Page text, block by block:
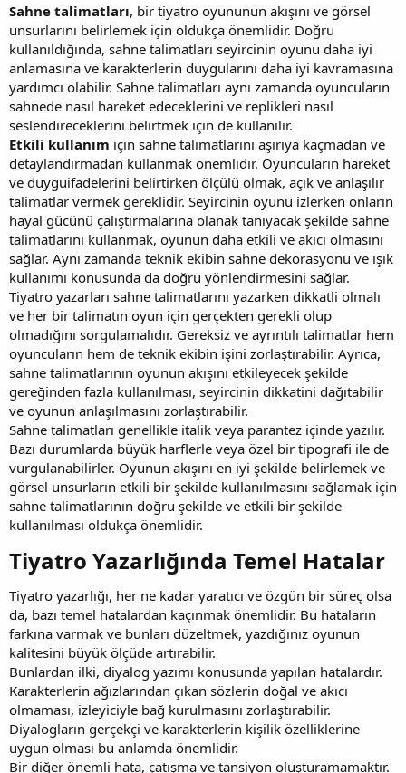
Sahne talimatları, bir tiyatro oyununun akışını ve görsel
unsurlarını belirlemek için oldukça önemlidir. Doğru
kullanıldığında, sahne talimatları seyircinin oyunu daha iyi
anlamasına ve karakterlerin duygularını daha iyi kavramasına
yardımcı olabilir. Sahne talimatları aynı zamanda oyuncuların
sahnede nasıl hareket edeceklerini ve replikleri nasıl
seslendireceklerini belirtmek için de kullanılır.
Etkili kullanım için sahne talimatlarını aşırıya kaçmadan ve
detaylandırmadan kullanmak önemlidir. Oyuncuların hareket
ve duyguifadelerini belirtirken ölçülü olmak, açık ve anlaşılır
talimatlar vermek gereklidir. Seyircinin oyunu izlerken onların
hayal gücünü çalıştırmalarına olanak tanıyacak şekilde sahne
talimatlarını kullanmak, oyunun daha etkili ve akıcı olmasını
sağlar. Aynı zamanda teknik ekibin sahne dekorasyonu ve ışık
kullanımı konusunda da doğru yönlendirmesini sağlar.
Tiyatro yazarları sahne talimatlarını yazarken dikkatli olmalı
ve her bir talimatın oyun için gerçekten gerekli olup
olmadığını sorgulamalıdır. Gereksiz ve ayrıntılı talimatlar hem
oyuncuların hem de teknik ekibin işini zorlaştırabilir. Ayrıca,
sahne talimatlarının oyunun akışını etkileyecek şekilde
gereğinden fazla kullanılması, seyircinin dikkatini dağıtabilir
ve oyunun anlaşılmasını zorlaştırabilir.
Sahne talimatları genellikle italik veya parantez içinde yazılır.
Bazı durumlarda büyük harflerle veya özel bir tipografi ile de
vurgulanabilirler. Oyunun akışını en iyi şekilde belirlemek ve
görsel unsurların etkili bir şekilde kullanılmasını sağlamak için
sahne talimatlarının doğru şekilde ve etkili bir şekilde
kullanılması oldukça önemlidir.
Tiyatro Yazarlığında Temel Hatalar​
Tiyatro yazarlığı, her ne kadar yaratıcı ve özgün bir süreç olsa
da, bazı temel hatalardan kaçınmak önemlidir. Bu hataların
farkına varmak ve bunları düzeltmek, yazdığınız oyunun
kalitesini büyük ölçüde artırabilir.
Bunlardan ilki, diyalog yazımı konusunda yapılan hatalardır.
Karakterlerin ağızlarından çıkan sözlerin doğal ve akıcı
olmaması, izleyiciyle bağ kurulmasını zorlaştırabilir.
Diyalogların gerçekçi ve karakterlerin kişilik özelliklerine
uygun olması bu anlamda önemlidir.
Bir diğer önemli hata, çatışma ve tansiyon oluşturamamaktır.